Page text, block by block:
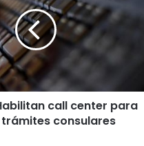
call center para
consulares